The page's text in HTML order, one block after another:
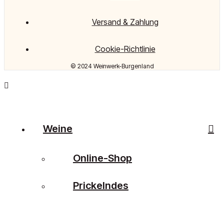
© 2024 Weinwerk-Burgenland
Versand & Zahlung
Cookie-Richtlinie
Weine
Online-Shop
Prickelndes